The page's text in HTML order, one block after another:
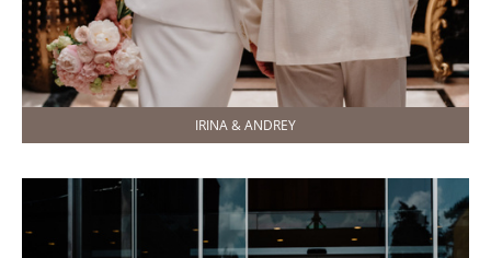
IRINA & ANDREY